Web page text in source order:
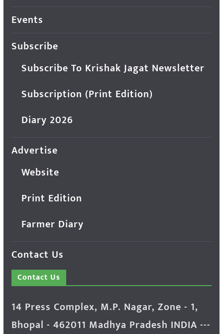
Events
Subscribe
Subscribe To Krishak Jagat Newsletter
Subscription (Print Edition)
Diary 2026
Advertise
Website
Print Edition
Farmer Diary
Contact Us
Contact Us
14 Press Complex, M.P. Nagar, Zone - 1,
Bhopal - 462011 Madhya Pradesh INDIA ---